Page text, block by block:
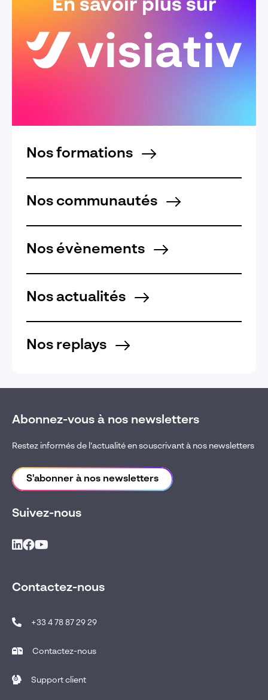
En savoir plus sur
Nos formations
Nos communautés
Nos évènements
Nos actualités
Nos replays
Abonnez-vous à nos newsletters
Restez informés de l’actualité en souscrivant à nos newsletters
S'abonner à nos newsletters
Suivez-nous
Contactez-nous
+33 4 78 87 29 29
Contactez-nous
Support client